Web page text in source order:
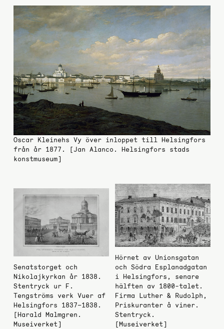
Oscar Kleinehs Vy över inloppet till Helsingfors
från år 1877. [Jan Alanco. Helsingfors stads
konstmuseum]
Senatstorget och
Nikolajkyrkan år 1838.
Stentryck ur F.
Tengströms verk Vuer af
Helsingfors 1837–1838.
[Harald Malmgren.
Museiverket]
Hörnet av Unionsgatan
och Södra Esplanadgatan
i Helsingfors, senare
hälften av 1800-talet.
Firma Luther & Rudolph,
Priskuranter å viner.
Stentryck.
[Museiverket]